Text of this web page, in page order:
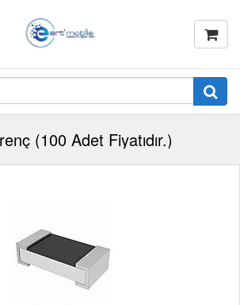
(100 Adet Fiyatıdır.)